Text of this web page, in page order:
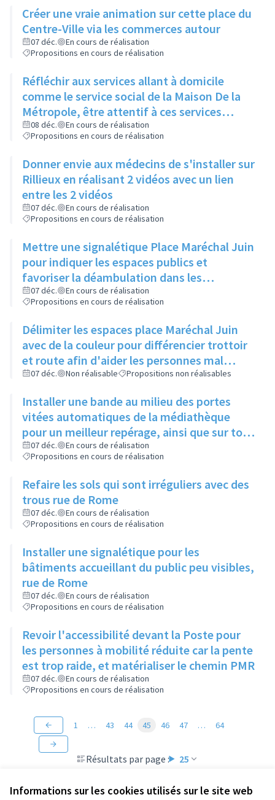
Informations sur les cookies utilisés sur le site web
Créer une vraie animation sur cette place du
Centre-Ville via les commerces autour
07 déc.
En cours de réalisation
Propositions en cours de réalisation
Réfléchir aux services allant à domicile
comme le service social de la Maison De la
Métropole, être attentif à ces services
rendus
08 déc.
En cours de réalisation
Propositions en cours de réalisation
Donner envie aux médecins de s'installer sur
Rillieux en réalisant 2 vidéos avec un lien
entre les 2 vidéos
07 déc.
En cours de réalisation
Propositions en cours de réalisation
Mettre une signalétique Place Maréchal Juin
pour indiquer les espaces publics et
favoriser la déambulation dans les
différents cheminements
07 déc.
En cours de réalisation
Propositions en cours de réalisation
Délimiter les espaces place Maréchal Juin
avec de la couleur pour différencier trottoir
et route afin d'aider les personnes mal
voyantes
07 déc. Non réalisable Propositions non réalisables
Installer une bande au milieu des portes
vitées automatiques de la médiathèque
pour un meilleur repérage, ainsi que sur tous
les bâtiments municipaux
07 déc.
En cours de réalisation
Propositions en cours de réalisation
Refaire les sols qui sont irréguliers avec des
trous rue de Rome
07 déc.
En cours de réalisation
Propositions en cours de réalisation
Installer une signalétique pour les
bâtiments accueillant du public peu visibles,
rue de Rome
07 déc.
En cours de réalisation
Propositions en cours de réalisation
Revoir l'accessibilité devant la Poste pour
les personnes à mobilité réduite car la pente
est trop raide, et matérialiser le chemin PMR
07 déc.
En cours de réalisation
Propositions en cours de réalisation
Résultats par page : 25
1 … 43 44 45 46 47 … 64